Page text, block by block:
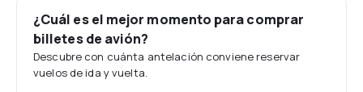
¿Cuál es el mejor momento para comprar
billetes de avión?
Descubre con cuánta antelación conviene reservar
vuelos de ida y vuelta.